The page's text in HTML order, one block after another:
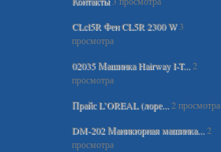
CLcl5R Фен CL5R 2300 W3
просмотра
02035 Машинка Hairway I-T...2
просмотра
Прайс L’OREAL (лоре...2 просмотра
DM-202 Маникюрная машинка...2
просмотра